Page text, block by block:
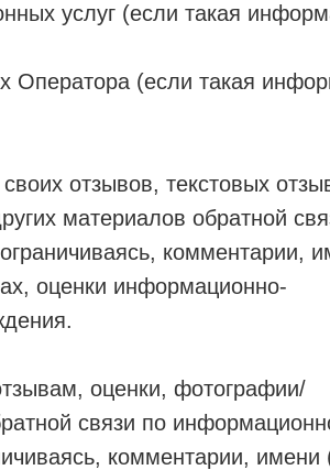
услуг (если такая
Оператора (если такая
отзывов, текстовых
материалов обратной
комментарии,
оценки информационно-
оценки, фотографии/
связи по
комментарии, имени